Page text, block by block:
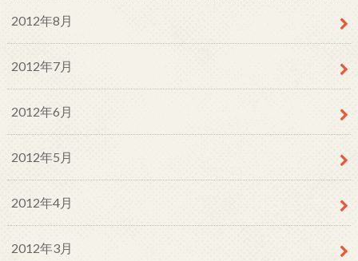
2012年8月
2012年7月
2012年6月
2012年5月
2012年4月
2012年3月